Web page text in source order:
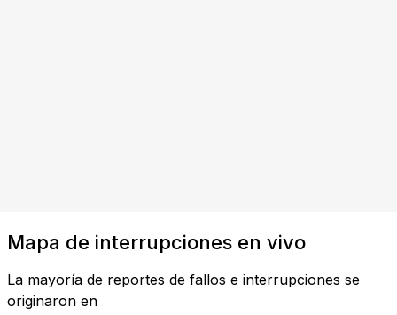
Mapa de interrupciones en vivo
La mayoría de reportes de fallos e interrupciones se
originaron en